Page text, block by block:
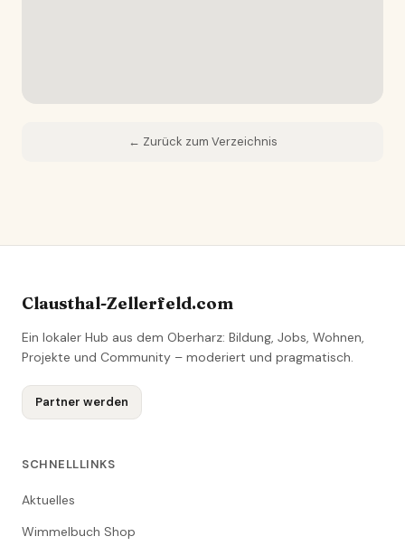
← Zurück zum Verzeichnis
Clausthal-Zellerfeld.com
Ein lokaler Hub aus dem Oberharz: Bildung, Jobs, Wohnen,
Projekte und Community – moderiert und pragmatisch.
Partner werden
SCHNELLLINKS
Aktuelles
Wimmelbuch Shop